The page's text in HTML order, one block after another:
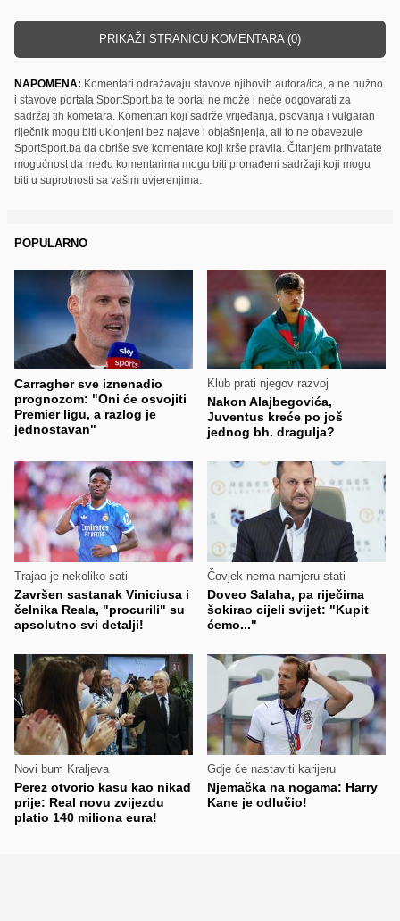
PRIKAŽI STRANICU KOMENTARA (0)
NAPOMENA: Komentari odražavaju stavove njihovih autora/ica, a ne nužno
i stavove portala SportSport.ba te portal ne može i neće odgovarati za
sadržaj tih kometara. Komentari koji sadrže vrijeđanja, psovanja i vulgaran
riječnik mogu biti uklonjeni bez najave i objašnjenja, ali to ne obavezuje
SportSport.ba da obriše sve komentare koji krše pravila. Čitanjem prihvatate
mogućnost da među komentarima mogu biti pronađeni sadržaji koji mogu
biti u suprotnosti sa vašim uvjerenjima.
POPULARNO
Carragher sve iznenadio
prognozom: "Oni će osvojiti
Premier ligu, a razlog je
jednostavan"
Klub prati njegov razvoj
Nakon Alajbegovića,
Juventus kreće po još
jednog bh. dragulja?
Trajao je nekoliko sati
Završen sastanak Viniciusa i
čelnika Reala, "procurili" su
apsolutno svi detalji!
Čovjek nema namjeru stati
Doveo Salaha, pa riječima
šokirao cijeli svijet: "Kupit
ćemo..."
Novi bum Kraljeva
Perez otvorio kasu kao nikad
prije: Real novu zvijezdu
platio 140 miliona eura!
Gdje će nastaviti karijeru
Njemačka na nogama: Harry
Kane je odlučio!